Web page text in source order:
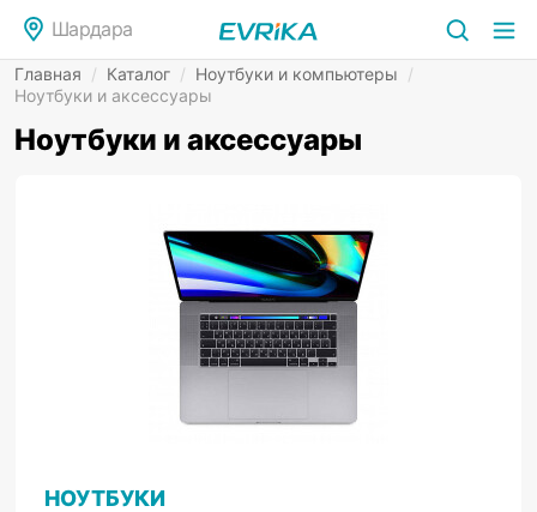
Шардара
Главная / Каталог / Ноутбуки и компьютеры /
Ноутбуки и аксессуары
Ноутбуки и аксессуары
НОУТБУКИ